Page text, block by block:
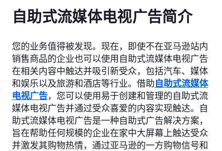
自助式流媒体电视广告简介
您的业务值得被发现。现在，即使不在亚马逊站内
销售商品的企业也可以使用自助式流媒体电视广告
在相关内容中触达并吸引新受众，包括汽车、媒体
和娱乐以及旅游和酒店等行业。借助自助式流媒体
电视广告，您可以使用易于创建和管理的自助式流
媒体电视广告并通过受众喜爱的内容实现触达。自
助式流媒体电视广告是一种自助式广告解决方案，
旨在帮助任何规模的企业在家中大屏幕上触达受众
并激发其购物热情，通过亚马逊的一方购物信号和